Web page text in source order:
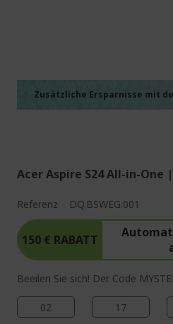
Zusätzliche Ersparnisse mit
Acer Aspire S24 All-in-One
Referenz DQ.BSWEG.001
150 € RABATT
Beeilen Sie sich! Der Code
02 17